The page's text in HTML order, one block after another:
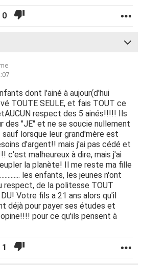
0
dont l'ainé à aujour(d'hui
TOUTE SEULE, et fais TOUT ce
respect des 5 ainés!!!!! Ils
des "JE" et ne se soucie nullement
lorsque leur grand'mère est
d'argent!! mais j'ai pas cédé et
c'est malheureux à dire, mais j'ai
la planète! Il me reste ma fille
les enfants, les jeunes n'ont
respect, de la politesse TOUT
DU! Votre fils a 21 ans alors qu'il
déjà pour payer ses études et
pour ce qu'ils pensent à
1